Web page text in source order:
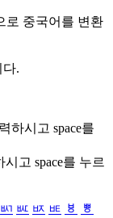
로 중국어를 변환
.
하시고 space를
시고 space를 누르
ㅴ ㅵ ㅶ ㅷ ㅸ
ㅹ